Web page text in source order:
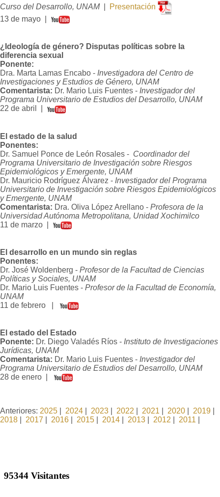
Curso del Desarrollo, UNAM|
Presentación
13 de mayo |
¿Ideología de género? Disputas políticas sobre la
diferencia sexual
Ponente:
Dra. Marta Lamas Encabo - Investigadora del Centro de
Investigaciones y Estudios de Género, UNAM
Comentarista: Dr. Mario Luis Fuentes - Investigador del
Programa Universitario de Estudios del Desarrollo, UNAM
22 de abril |
El estado de la salud
Ponentes:
Dr. Samuel Ponce de León Rosales - Coordinador del
Programa Universitario de Investigación sobre Riesgos
Epidemiológicos y Emergente, UNAM
Dr. Mauricio Rodríguez Álvarez - Investigador del Programa
Universitario de Investigación sobre Riesgos Epidemiológicos
y Emergente, UNAM
Comentarista: Dra. Oliva López Arellano - Profesora de la
Universidad Autónoma Metropolitana, Unidad Xochimilco
11 de marzo |
El desarrollo en un mundo sin reglas
Ponentes:
Dr. José Woldenberg - Profesor de la Facultad de Ciencias
Políticas y Sociales, UNAM
Dr. Mario Luis Fuentes - Profesor de la Facultad de Economía,
UNAM
11 de febrero |
El estado del Estado
Ponente: Dr. Diego Valadés Ríos - Instituto de Investigaciones
Jurídicas, UNAM
Comentarista: Dr. Mario Luis Fuentes - Investigador del
Programa Universitario de Estudios del Desarrollo, UNAM
28 de enero |
Anteriores: 2025 2024 2023 2022 2021 2020 2019
2018
2017 2016 2015 2014 2013 2012 2011